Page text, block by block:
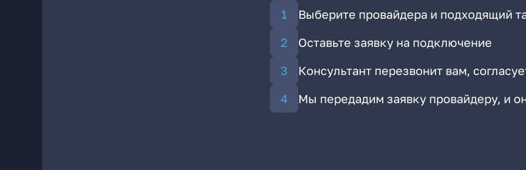
Выберите провайдера и подходящий
Оставьте заявку на подключение
Консультант перезвонит вам,
Мы передадим заявку провайдеру, и